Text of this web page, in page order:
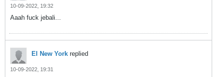
10-09-2022, 19:32
Aaah fuck jebali...
El New York replied
10-09-2022, 19:31